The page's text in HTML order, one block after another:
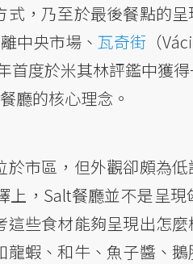
，乃至於最後餐點的
中央市場、瓦奇街 （
首度於米其林評鑑中獲
廳的核心理念。
市區，但外觀卻頗為
，Salt餐廳並不是呈
些食材能夠呈現出怎
龍蝦、和牛、魚子醬、